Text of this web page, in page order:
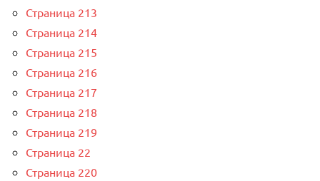
Страница 213
Страница 214
Страница 215
Страница 216
Страница 217
Страница 218
Страница 219
Страница 22
Страница 220